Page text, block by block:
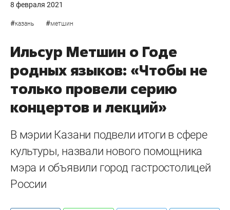
8 февраля 2021
#казань #метшин
Ильсур Метшин о Годе
родных языков: «Чтобы не
только провели серию
концертов и лекций»
В мэрии Казани подвели итоги в сфере
культуры, назвали нового помощника
мэра и объявили город гастростолицей
России